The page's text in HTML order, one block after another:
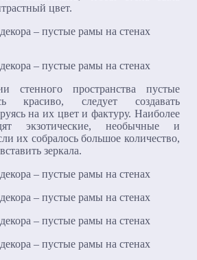
цвет.
стенного пространства пустые
красиво, следует создавать
на их цвет и фактуру. Наиболее
экзотические, необычные и
их собралось большое количество,
зеркала.